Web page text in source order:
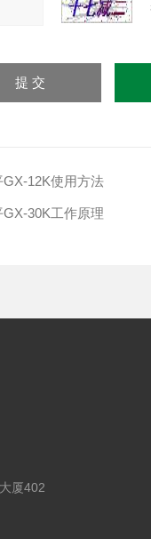
12K使用方法
30K工作原理
厦402